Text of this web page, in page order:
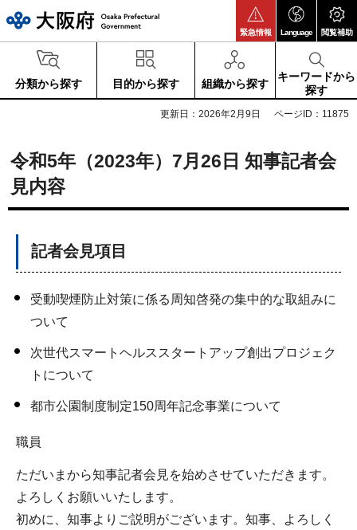
緊急情報 Language 閲覧補助
分類から探す 目的から探す 組織から探す
キーワードから
探す
更新日：2026年2月9日 ページID：11875
令和5年（2023年）7月26日 知事記者会
見内容
記者会見項目
受動喫煙防止対策に係る周知啓発の集中的な取組みに
ついて
次世代スマートヘルススタートアップ創出プロジェク
トについて
都市公園制度制定150周年記念事業について
職員
ただいまから知事記者会見を始めさせていただきます。
よろしくお願いいたします。
初めに、知事よりご説明がございます。知事、よろしく